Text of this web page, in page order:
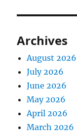
Archives
August 2026
July 2026
June 2026
May 2026
April 2026
March 2026